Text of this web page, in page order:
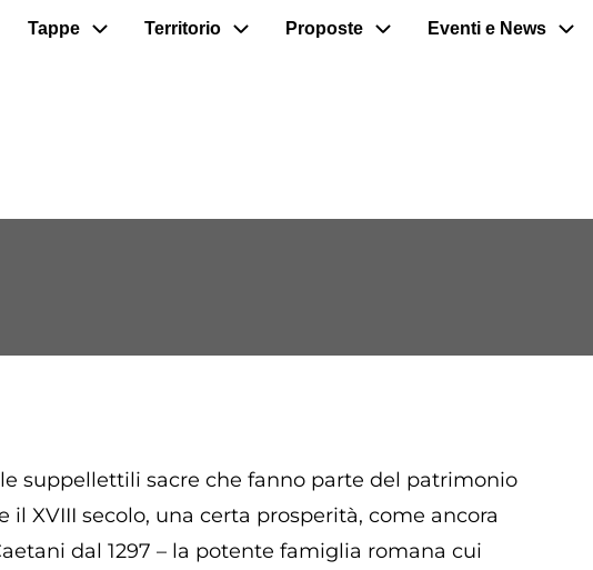
Tappe Territorio Proposte Eventi e News
suppellettili sacre che fanno parte del patrimonio
XVIII secolo, una certa prosperità, come ancora
dal 1297 – la potente famiglia romana cui